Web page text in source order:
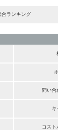
合ランキング
問い合
キ
コスト